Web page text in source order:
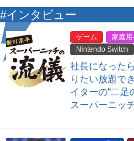
#インタビュー
ゲーム 家庭
Nintendo Switch
社長になった
りたい放題で
イターの“二足
スーパーニッ